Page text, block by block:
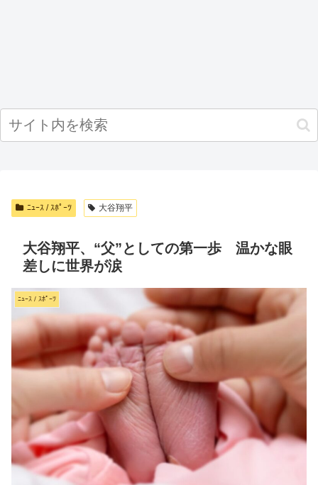
ﾆｭｰｽ / ｽﾎﾟｰﾂ 大谷翔平
大谷翔平、“父”としての第一歩 温かな眼
差しに世界が涙
ﾆｭｰｽ / ｽﾎﾟｰﾂ